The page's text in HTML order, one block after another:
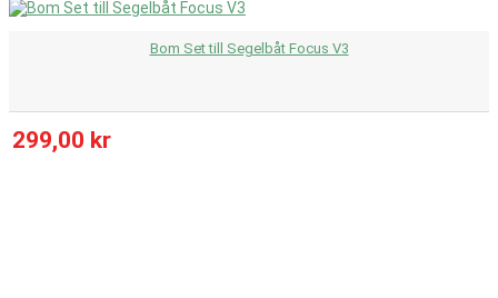
Bom Set till Segelbåt Focus V3
299,00 kr